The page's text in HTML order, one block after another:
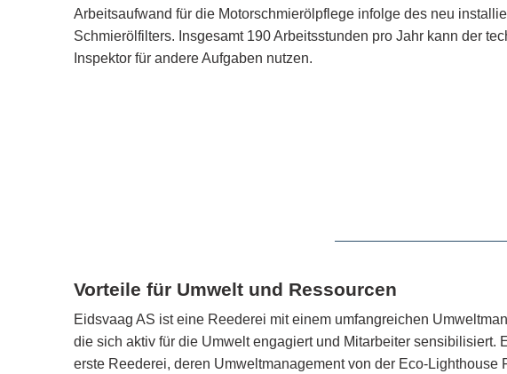
Arbeitsaufwand für die Motorschmierölpflege infolge des neu
Schmierölfilters. Insgesamt 190 Arbeitsstunden pro Jahr kann der
Inspektor für andere Aufgaben nutzen.
Vorteile für Umwelt und Ressourcen
Eidsvaag AS ist eine Reederei mit einem umfangreichen
die sich aktiv für die Umwelt engagiert und Mitarbeiter sensibilisiert.
erste Reederei, deren Umweltmanagement von der Eco-Lighthouse